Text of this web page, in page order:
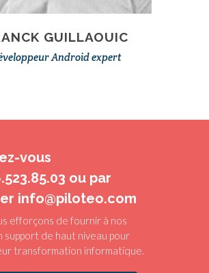
GUILLAOUIC
Android expert
vous
ou par
info@piloteo.com
efforçons de fournir à nos
support de haut niveau pour
transformation informatique.